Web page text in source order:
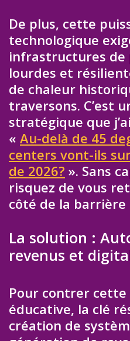
De plus, cette
technologique
infrastructures de
lourdes et
de chaleur
traversons. C’est
stratégique que
« Au-delà de 45
centers vont-ils
de 2026? ». Sans
risquez de vous
côté de la
La solution :
revenus et
Pour contrer cette
éducative, la clé
création de